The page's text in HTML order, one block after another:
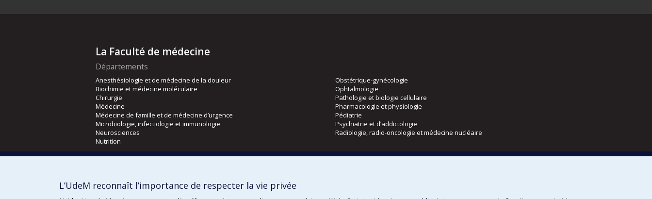
La Faculté de médecine
Départements
Anesthésiologie et de médecine de la douleur
Biochimie et médecine moléculaire
Chirurgie
Médecine
Médecine de famille et de médecine d’urgence
Microbiologie, infectiologie et immunologie
Neurosciences
Nutrition
Obstétrique-gynécologie
Ophtalmologie
Pathologie et biologie cellulaire
Pharmacologie et physiologie
Pédiatrie
Psychiatrie et d’addictologie
Radiologie, radio-oncologie et médecine nucléaire
Orthophonie et audiologie
L’UdeM reconnaît l’importance de respecter la vie privée